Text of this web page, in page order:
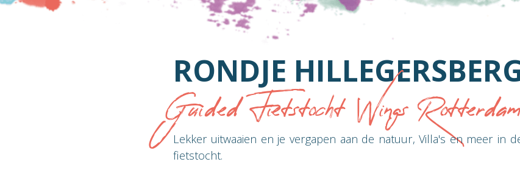
RONDJE
Guided Fietstocht Wings Rotterdam
Lekker uitwaaien en je vergapen aan de natuur, Villa's en meer in
fietstocht.